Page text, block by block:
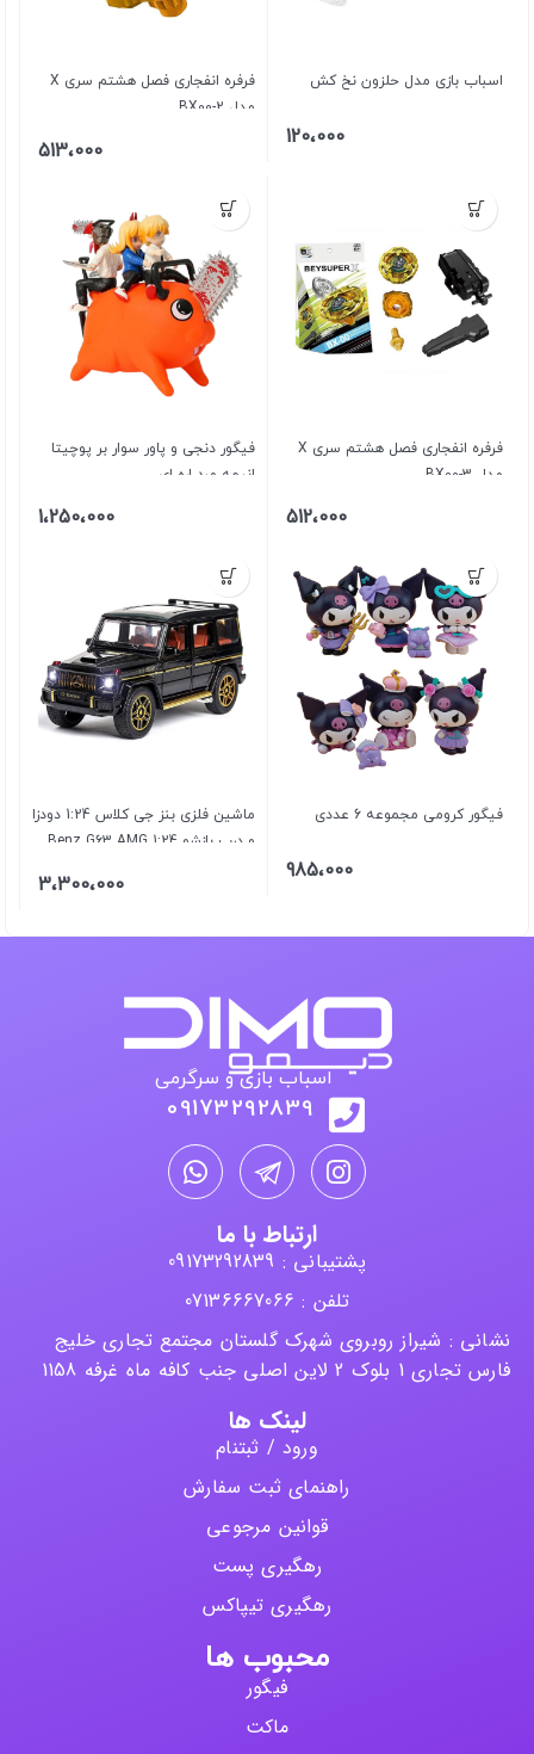
اسباب بازی مدل حلزون نخ کش
120،000
فرفره انفجاری فصل هشتم سری X
مدل BX00-2
513،000
فرفره انفجاری فصل هشتم سری X
مدل BX00-3
512،000
فیگور دنجی و پاور سوار بر پوچیتا
انیمه مرد اره ای
1،250،000
فیگور کرومی مجموعه 6 عددی
985،000
ماشین فلزی بنز جی کلاس 1:24 دودزا
و درب بازشو 1:24 Benz G63 AMG
3،300،000
اسباب بازی و سرگرمی
09173292839
ارتباط با ما
پشتیبانی : 09173292839
تلفن : 07136667066
نشانی : شیراز روبروی شهرک گلستان مجتمع تجاری خلیج
فارس تجاری 1 بلوک 2 لاین اصلی جنب کافه ماه غرفه 1158
لینک ها
ورود / ثبتنام
راهنمای ثبت سفارش
قوانین مرجوعی
رهگیری پست
رهگیری تیپاکس
محبوب ها
فیگور
ماکت